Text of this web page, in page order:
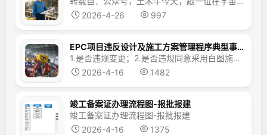
2026-4-26
997
EPC项目违反设计及施工方案管理程序典型事故案例以及专项自查要点
1.是否违规变更；2.是否违规同意采用白图施工； 3.是否未及时进行设计交底；4.是否对工程建设质量把关不严；5.是否存在报告审查不严； 6.设计是否存在缺陷及重大错误、7.是否违规出借设计资质； 8.是否违规承揽设计业务； 9.是否违规向施工单位提供白图；10.是否存在违规采用白图施工；11.是否存在未按图施工；12...
2026-4-16
1482
竣工备案证办理流程图-报批报建
竣工备案证办理流程图-报批报建
2026-4-16
1375